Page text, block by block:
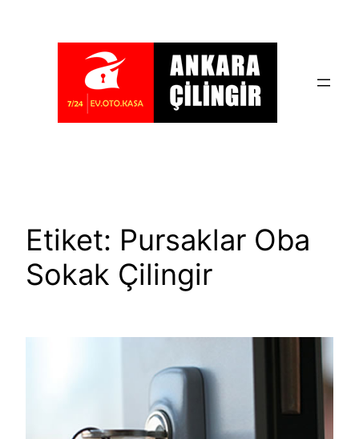
Etiket: Pursaklar Oba
Sokak Çilingir